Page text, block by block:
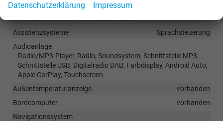
Assistenzsysteme
Sprachsteuerung
Audioanlage
Radio/MP3-Player, Radio, Soundsystem, Schnittstelle MP3,
Schnittstelle USB, Digitalradio DAB, Farbdisplay, Android Auto,
Apple CarPlay, Touchscreen
Außentemperaturanzeige
vorhanden
Bordcomputer
vorhanden
Navigationssystem
Datenschutzerklärung Impressum